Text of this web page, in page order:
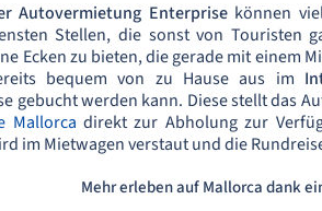
Autovermietung Enterprisekönnen
Stellen, die sonst von Touristen
Ecken zu bieten, die gerade mit einem
bequem von zu Hause aus im
gebucht werden kann. Diese stellt das
Mallorca direkt zur Abholung zur
im Mietwagen verstaut und die
Mehr erleben auf Mallorca dank